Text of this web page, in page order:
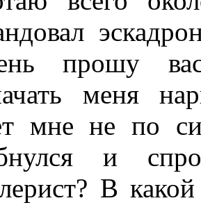
прошу
меня
мне не по
и
В